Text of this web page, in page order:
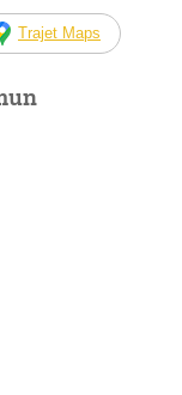
Trajet Maps